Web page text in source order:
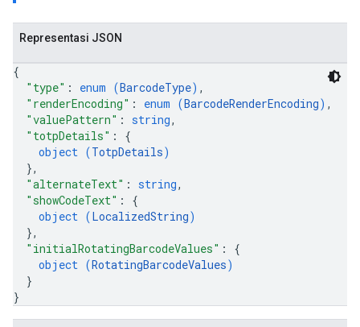
Representasi JSON
{
"type" : enum (BarcodeType) ,
"renderEncoding" : enum (BarcodeRenderEncoding) ,
"valuePattern" : string,
"totpDetails" : {
object (TotpDetails)
},
"alternateText" : string,
"showCodeText" : {
object (LocalizedString)
},
"initialRotatingBarcodeValues" : {
object (RotatingBarcodeValues)
}
}